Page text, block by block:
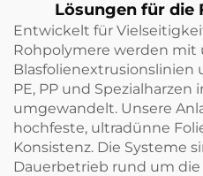
Lösungen für die
Entwickelt für
Rohpolymere werden mit
Blasfolienextrusionslinien
PE, PP und
umgewandelt. Unsere
hochfeste, ultradünne
Konsistenz. Die Systeme
Dauerbetrieb rund um